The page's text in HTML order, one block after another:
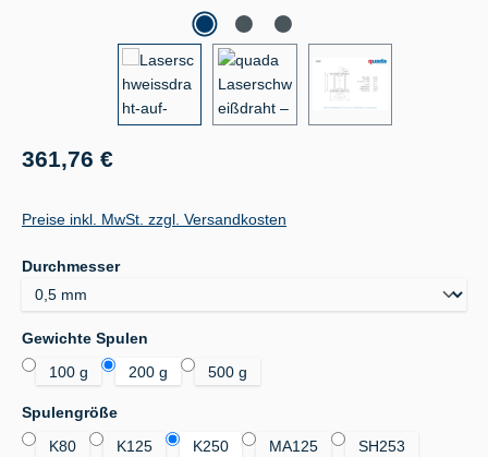
Regulärer Preis:
361,76 €
Preise inkl. MwSt. zzgl. Versandkosten
Durchmesserauswählen
Gewichte Spulen
100 g
200 g 500 g
Spulengrößeauswählen
K80
K125 K250 MA125 SH253